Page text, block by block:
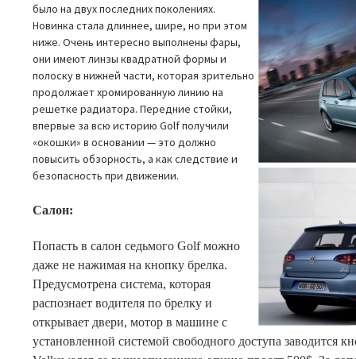
было на двух последних поколениях.
Новинка стала длиннее, шире, но при этом
ниже. Очень интересно выполнены фары,
они имеют линзы квадратной формы и
полоску в нижней части, которая зрительно
продолжает хромированную линию на
решетке радиатора. Передние стойки,
впервые за всю историю Golf получили
«окошки» в основании — это должно
повысить обзорность, а как следствие и
безопасность при движении.
Салон:
Попасть в салон седьмого Golf можно
даже не нажимая на кнопку брелка.
Предусмотрена система, которая
распознает водителя по брелку и
открывает двери, мотор в машине с
установленной системой свободного доступа заводится